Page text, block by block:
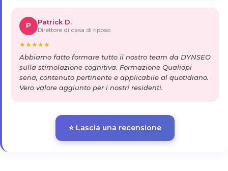
P Patrick D.
Direttore di casa di riposo
★★★★★
Abbiamo fatto formare tutto il nostro team da DYNSEO
sulla stimolazione cognitiva. Formazione Qualiopi
seria, contenuto pertinente e applicabile al quotidiano.
Vero valore aggiunto per i nostri residenti.
⭐ Lascia una recensione